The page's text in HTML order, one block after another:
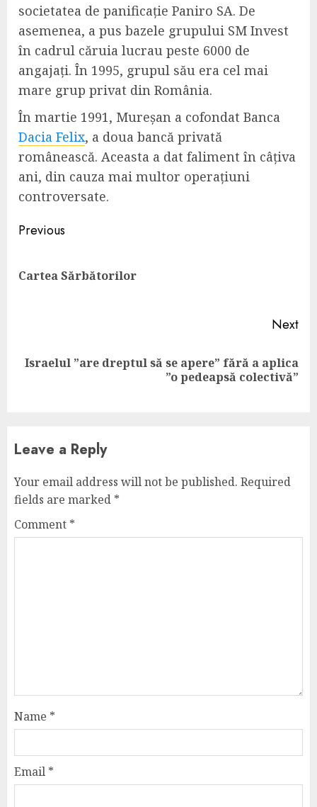
societatea de panificație Paniro SA. De
asemenea, a pus bazele grupului SM Invest
în cadrul căruia lucrau peste 6000 de
angajați. În 1995, grupul său era cel mai
mare grup privat din România.
În martie 1991, Mureșan a cofondat Banca
Dacia Felix, a doua bancă privată
românească. Aceasta a dat faliment în câțiva
ani, din cauza mai multor operațiuni
controversate.
Continue
Previous
Cartea Sărbătorilor
Next
Next
Israelul ”are dreptul să se apere” fără a aplica
”o pedeapsă colectivă”
Leave a Reply
Your email address will not be published. Required
fields are marked *
Comment *
Name *
Email *